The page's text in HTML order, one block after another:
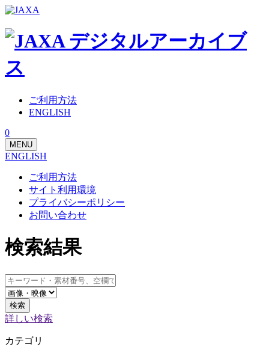
ご利用方法
ENGLISH
0
MENU
ENGLISH
ご利用方法
サイト利用環境
プライバシーポリシー
お問い合わせ
検索結果
検索
詳しい検索
カテゴリ